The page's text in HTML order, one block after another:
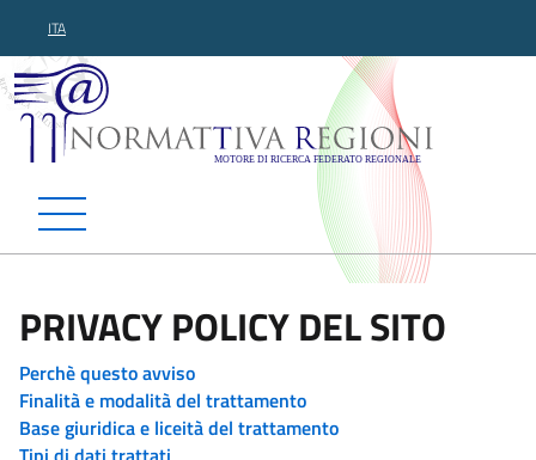
ITA
Normattiva Regioni -
PRIVACY POLICY DEL SITO
Perchè questo avviso
Finalità e modalità del trattamento
Base giuridica e liceità del trattamento